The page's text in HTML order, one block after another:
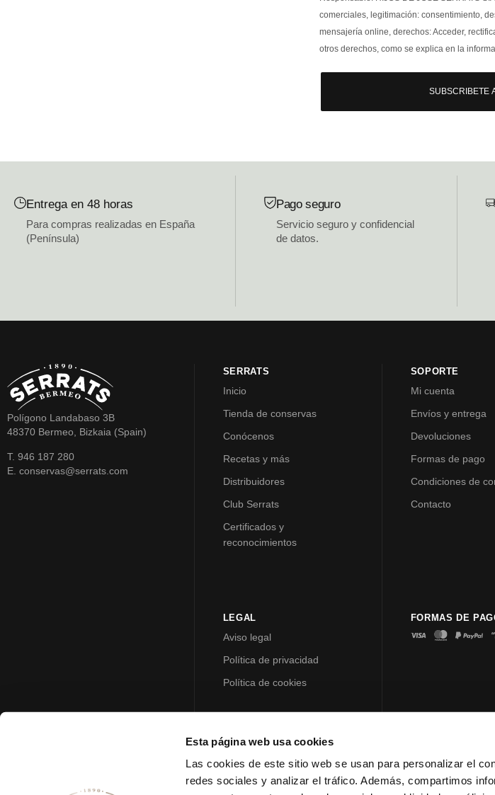
Esta página web usa cookies
Las cookies de este sitio web se usan para personalizar el
redes sociales y analizar el tráfico. Además, compartimos
comerciales, legitimación: consentimiento,
mensajería online, derechos: Acceder,
otros derechos, como se explica en la
SUBSCRIBETE
Entrega en 48 horas
Para compras realizadas en España
(Península)
Pago seguro
Servicio seguro y confidencial
de datos.
Polígono Landabaso 3B
48370 Bermeo, Bizkaia (Spain)
T. 946 187 280
E. conservas@serrats.com
SERRATS
Inicio
Tienda de conservas
Conócenos
Recetas y más
Distribuidores
Club Serrats
Certificados y
reconocimientos
SOPORTE
Mi cuenta
Envíos y entrega
Devoluciones
Formas de pago
Condiciones de
Contacto
LEGAL
Aviso legal
Política de privacidad
Política de cookies
FORMAS DE